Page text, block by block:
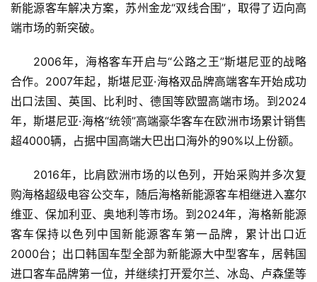
新能源客车解决方案，苏州金龙“双线合围”，取得了迈向高
端市场的新突破。
2006年，海格客车开启与“公路之王”斯堪尼亚的战略
合作。2007年起，斯堪尼亚·海格双品牌高端客车开始成功
出口法国、英国、比利时、德国等欧盟高端市场。到2024
年，斯堪尼亚·海格“统领”高端豪华客车在欧洲市场累计销售
超4000辆，占据中国高端大巴出口海外的90%以上份额。
2016年，比肩欧洲市场的以色列，开始采购并多次复
购海格超级电容公交车，随后海格新能源客车相继进入塞尔
维亚、保加利亚、奥地利等市场。到2024年，海格新能源
客车保持以色列中国新能源客车第一品牌，累计出口近
2000台；出口韩国车型全部为新能源大中型客车，居韩国
进口客车品牌第一位，并继续打开爱尔兰、冰岛、卢森堡等